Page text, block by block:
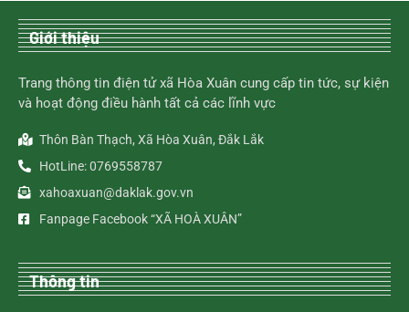
Giới thiệu
Trang thông tin điện tử xã Hòa Xuân cung cấp tin tức, sự kiện
và hoạt động điều hành tất cả các lĩnh vực
Thôn Bàn Thạch, Xã Hòa Xuân, Đắk Lắk
HotLine: 0769558787
xahoaxuan@daklak.gov.vn
Fanpage Facebook “XÃ HOÀ XUÂN”
Thông tin